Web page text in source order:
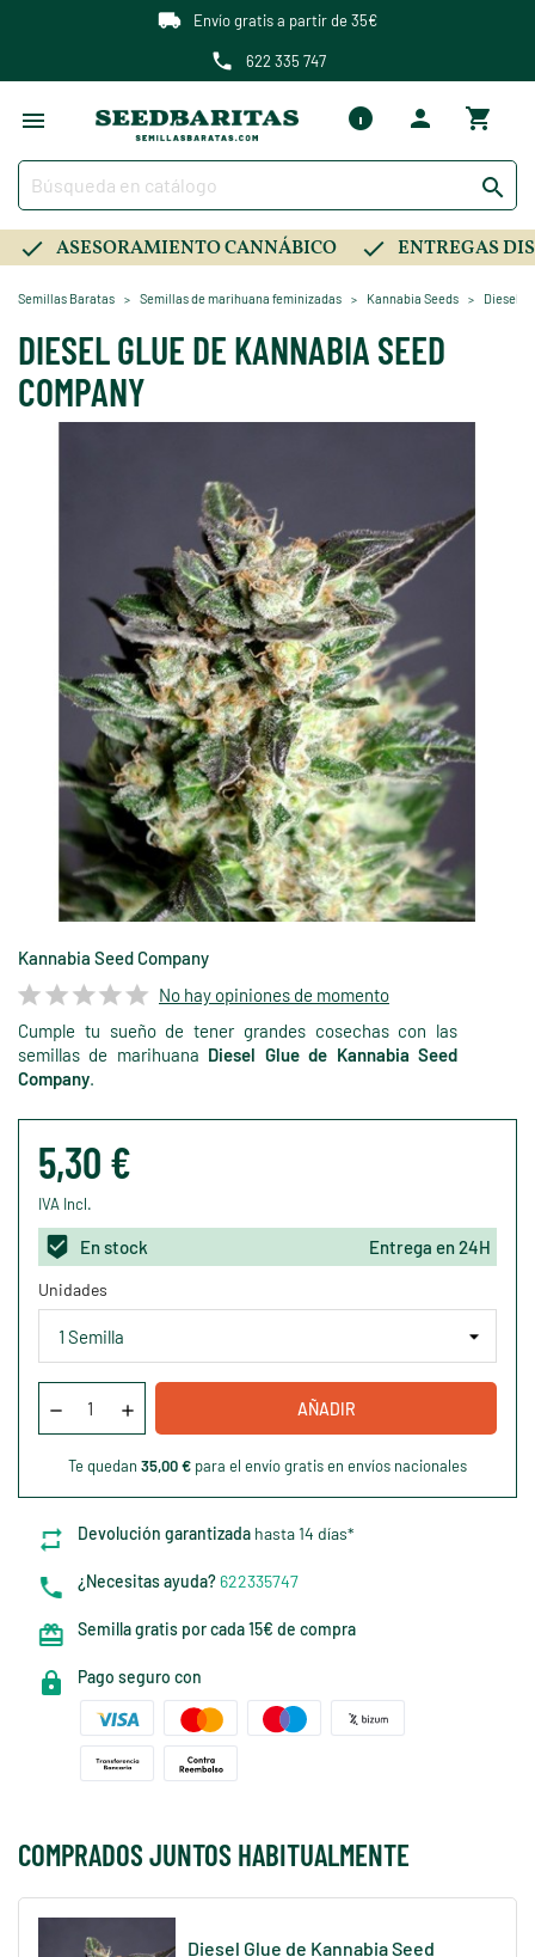
Envío gratis a partir de 35€
622 335 747

ASESORAMIENTO CANNÁBICO ENTREGAS
Semillas Baratas Semillas de marihuana feminizadas Kannabia Seeds Diesel
DIESEL GLUE DE KANNABIA SEED
COMPANY
Kannabia Seed Company
No hay opiniones de momento
Cumple tu sueño de tener grandes cosechas con las
semillas de marihuana Diesel Glue de Kannabia Seed
Company.
5,30 €
IVA Incl.
En stock Entrega en 24H
Unidades
AÑADIR
Te quedan 35,00 € para el envío gratis en envíos nacionales
Devolución garantizada hasta 14 días*
¿Necesitas ayuda?622335747
Semilla gratis por cada 15€ de compra
Pago seguro con
COMPRADOS JUNTOS HABITUALMENTE
Diesel Glue de Kannabia Seed